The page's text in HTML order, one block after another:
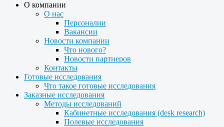
О компании
О нас
Персоналии
Вакансии
Новости компании
Что нового?
Новости партнеров
Контакты
Готовые исследования
Что такое готовые исследования
Заказные исследования
Методы исследований
Кабинетные исследования (desk research)
Полевые исследования